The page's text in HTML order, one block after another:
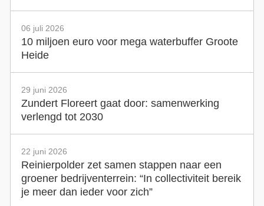
06 juli 2026
10 miljoen euro voor mega waterbuffer Groote
Heide
29 juni 2026
Zundert Floreert gaat door: samenwerking
verlengd tot 2030
22 juni 2026
Reinierpolder zet samen stappen naar een
groener bedrijventerrein: “In collectiviteit bereik
je meer dan ieder voor zich”